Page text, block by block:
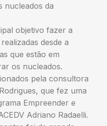
nucleados da
objetivo fazer a
desde a
que estão em
os nucleados.
pela consultora
que fez uma
Empreender e
Adriano Radaelli.